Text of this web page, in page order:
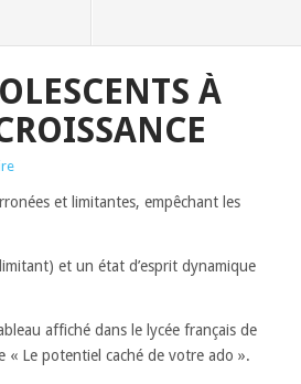
À
et limitantes, empêchant les
et un état d’esprit dynamique
affiché dans le lycée français de
« Le potentiel caché de votre ado ».